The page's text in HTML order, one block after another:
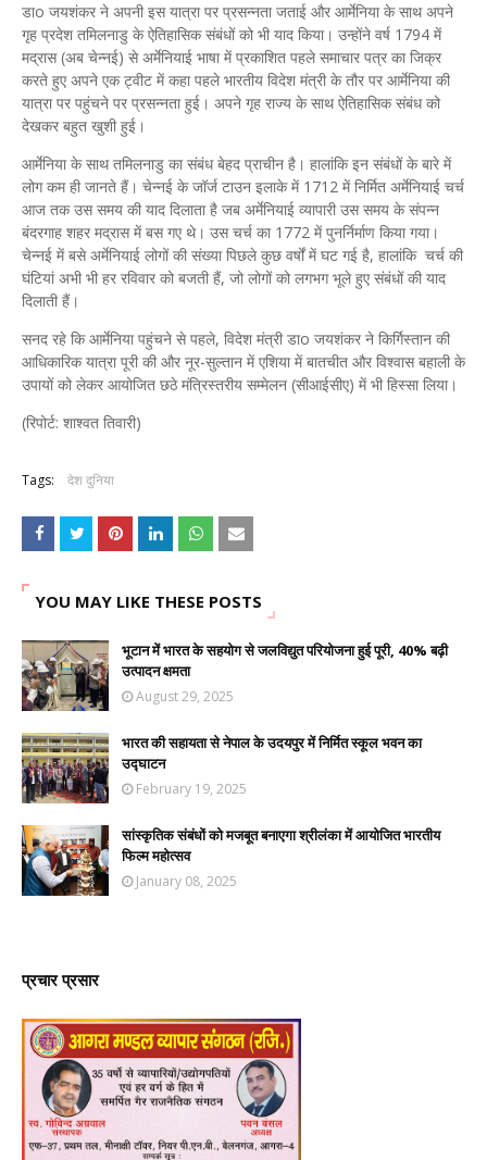
डाo जयशंकर ने अपनी इस यात्रा पर प्रसन्नता जताई और आर्मेनिया के साथ अपने
गृह प्रदेश तमिलनाडु के ऐतिहासिक संबंधों को भी याद किया। उन्होंने वर्ष 1794 में
मद्रास (अब चेन्नई) से अर्मेनियाई भाषा में प्रकाशित पहले समाचार पत्र का जिक्र
करते हुए अपने एक ट्वीट में कहा पहले भारतीय विदेश मंत्री के तौर पर आर्मेनिया की
यात्रा पर पहुंचने पर प्रसन्नता हुई। अपने गृह राज्य के साथ ऐतिहासिक संबंध को
देखकर बहुत खुशी हुई।
आर्मेनिया के साथ तमिलनाडु का संबंध बेहद प्राचीन है। हालांकि इन संबंधों के बारे में
लोग कम ही जानते हैं। चेन्नई के जॉर्ज टाउन इलाके में 1712 में निर्मित अर्मेनियाई चर्च
आज तक उस समय की याद दिलाता है जब अर्मेनियाई व्यापारी उस समय के संपन्न
बंदरगाह शहर मद्रास में बस गए थे। उस चर्च का 1772 में पुनर्निर्माण किया गया।
चेन्नई में बसे अर्मेनियाई लोगों की संख्या पिछले कुछ वर्षों में घट गई है, हालांकि चर्च की
घंटियां अभी भी हर रविवार को बजती हैं, जो लोगों को लगभग भूले हुए संबंधों की याद
दिलाती हैं।
सनद रहे कि आर्मेनिया पहुंचने से पहले, विदेश मंत्री डाo जयशंकर ने किर्गिस्तान की
आधिकारिक यात्रा पूरी की और नूर-सुल्तान में एशिया में बातचीत और विश्वास बहाली के
उपायों को लेकर आयोजित छठे मंत्रिस्तरीय सम्मेलन (सीआईसीए) में भी हिस्सा लिया।
(रिपोर्ट: शाश्वत तिवारी)
Tags: देश दुनिया
YOU MAY LIKE THESE POSTS
भूटान में भारत के सहयोग से जलविद्युत परियोजना हुई पूरी, 40% बढ़ी
उत्पादन क्षमता
August 29, 2025
भारत की सहायता से नेपाल के उदयपुर में निर्मित स्कूल भवन का
उद्घाटन
February 19, 2025
सांस्कृतिक संबंधों को मजबूत बनाएगा श्रीलंका में आयोजित भारतीय
फिल्म महोत्सव
January 08, 2025
प्रचार प्रसार